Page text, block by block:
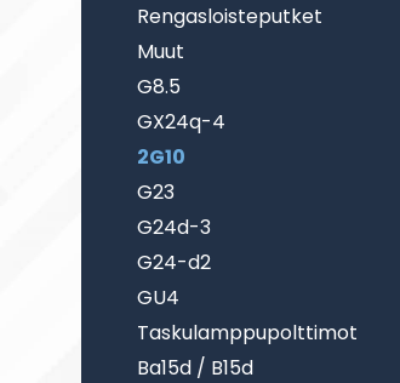
Rengasloisteputket
Muut
G8.5
GX24q-4
2G10
G23
G24d-3
G24-d2
GU4
Taskulamppupolttimot
Ba15d / B15d